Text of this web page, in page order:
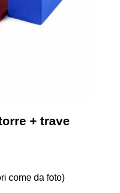
+ trave
come da foto)